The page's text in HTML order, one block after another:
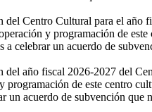
Centro Cultural para el
y programación de
celebrar un acuerdo de
año fiscal 2026-2027 del
de este centro
acuerdo de subvención que